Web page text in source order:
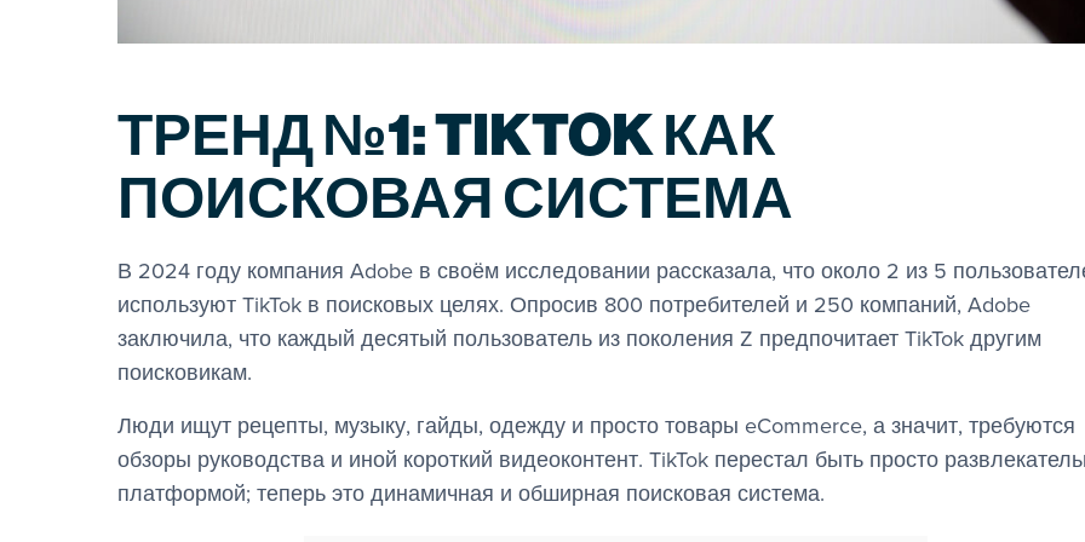
ТРЕНД №1: TIKTOK КАК
ПОИСКОВАЯ СИСТЕМА
В 2024 году компания Adobe в своём исследовании рассказала, что около 2 из 5
используют TikTok в поисковых целях. Опросив 800 потребителей и 250 компаний, Adobe
заключила, что каждый десятый пользователь из поколения Z предпочитает TikTok другим
поисковикам.
Люди ищут рецепты, музыку, гайды, одежду и просто товары eCommerce, а значит, требуются
обзоры руководства и иной короткий видеоконтент. TikTok перестал быть просто
платформой; теперь это динамичная и обширная поисковая система.